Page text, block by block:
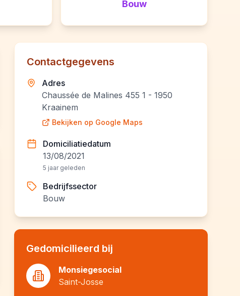
Bouw
Contactgegevens
Adres
Chaussée de Malines 455 1 - 1950
Kraainem
Bekijken op Google Maps
Domiciliatiedatum
13/08/2021
5 jaar geleden
Bedrijfssector
Bouw
Gedomicilieerd bij
Monsiegesocial
Saint-Josse